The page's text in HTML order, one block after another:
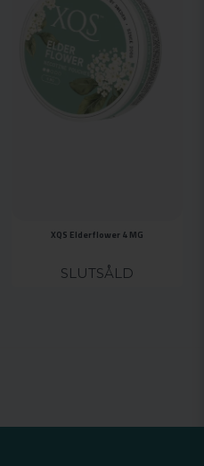
XQS Elderflower 4 MG
SLUTSÅLD